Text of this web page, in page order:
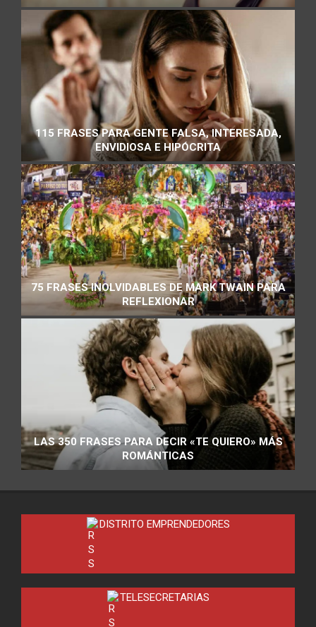
115 FRASES PARA GENTE FALSA, INTERESADA,
ENVIDIOSA E HIPÓCRITA
75 FRASES INOLVIDABLES DE MARK TWAIN PARA
REFLEXIONAR
LAS 350 FRASES PARA DECIR «TE QUIERO» MÁS
ROMÁNTICAS
DISTRITO EMPRENDEDORES
TELESECRETARIAS